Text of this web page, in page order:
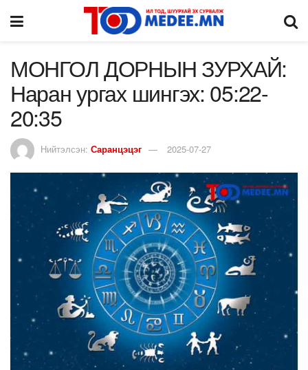
МОНГОЛ ДОРНЫН ЗУРХАЙ:
Наран ургах шингэх: 05:22-
20:35
Нийтэлсэн: Саранцэцэг 2025-07-27